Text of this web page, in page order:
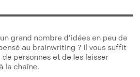
grand nombre d'idées en peu de
au brainwriting ? Il vous suffit
personnes et de les laisser
la chaîne.